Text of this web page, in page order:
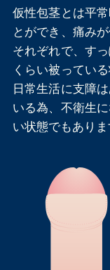
仮性包茎とは平
とができ、痛み
それぞれで、す
くらい被ってい
日常生活に支障
いる為、不衛生
い状態でもありま